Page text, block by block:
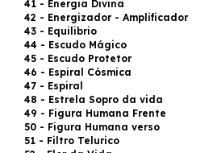
41 - Energia Divina
42 - Energizador - Amplificador
43 - Equilibrio
44 - Escudo Mágico
45 - Escudo Protetor
46 - Espiral Cósmica
47 - Espiral
48 - Estrela Sopro da vida
49 - Figura Humana Frente
50 - Figura Humana verso
51 - Filtro Telurico